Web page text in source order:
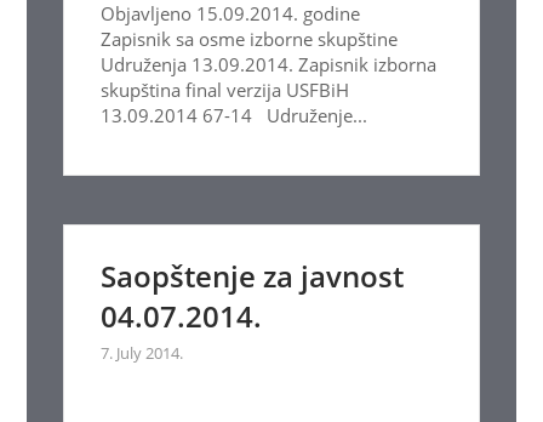
Objavljeno 15.09.2014. godine
Zapisnik sa osme izborne skupštine
Udruženja 13.09.2014. Zapisnik izborna
skupština final verzija USFBiH
13.09.2014 67-14 Udruženje...
Saopštenje za javnost
04.07.2014.
7. July 2014.